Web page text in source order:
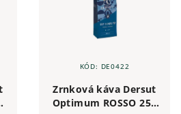
Zrnková káva Dersut
Optimum ROSSO 250
KÓD: DE0422